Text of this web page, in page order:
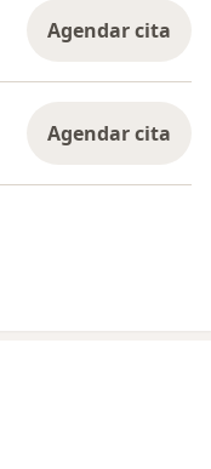
Agendar cita
Agendar cita